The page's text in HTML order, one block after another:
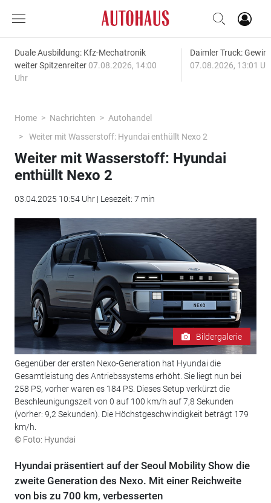
Duale Ausbildung: Kfz-Mechatronik
weiter Spitzenreiter 07.08.2026, 14:00
Uhr
Daimler Truck:
07.08.2026, 13:01
Home Nachrichten
Autohandel
Weiter mit Wasserstoff: Hyundai enthüllt Nexo 2
Weiter mit Wasserstoff: Hyundai
enthüllt Nexo 2
03.04.2025 10:54 Uhr | Lesezeit: 7 min
Bildergalerie
Gegenüber der ersten Nexo-Generation hat Hyundai die
Gesamtleistung des Antriebssystems erhöht. Sie liegt nun bei
258 PS, vorher waren es 184 PS. Dieses Setup verkürzt die
Beschleunigungszeit von 0 auf 100 km/h auf 7,8 Sekunden
(vorher: 9,2 Sekunden). Die Höchstgeschwindigkeit beträgt 179
km/h.
© Foto: Hyundai
Hyundai präsentiert auf der Seoul Mobility Show die
zweite Generation des Nexo. Mit einer Reichweite
von bis zu 700 km, verbesserten